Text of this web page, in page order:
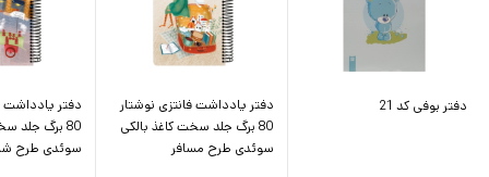
دفتر بوفی کد 21
دفتر یادداشت فانتزی نوشتار
80 برگ جلد سخت کاغذ بالکی
سوئدی طرح مسافر
دفتر یادداشت
80 برگ جلد
سوئدی طرح